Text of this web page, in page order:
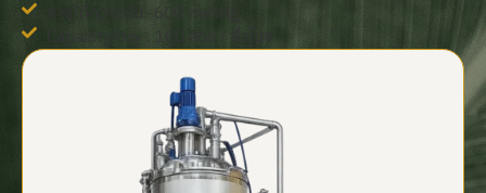
ภายใต้ความดัน -600 mmHg
Capacity/day : 100 ลิตร / ชั่วโมง